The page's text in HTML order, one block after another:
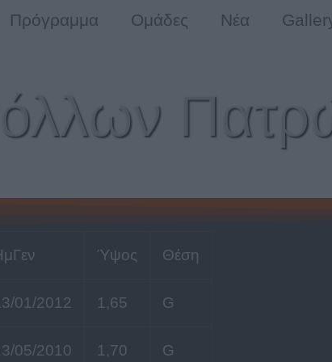
Πρόγραμμα Ομάδες Νέα
Ύψος Θέση
01/2012 1,65 G
05/2010 1,70 G